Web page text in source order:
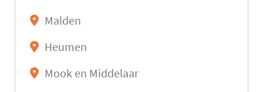
Malden
Heumen
Mook en Middelaar